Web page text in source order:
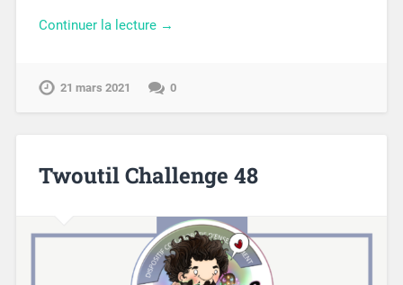
Continuer la lecture →
21 mars 2021 0
Twoutil Challenge 48